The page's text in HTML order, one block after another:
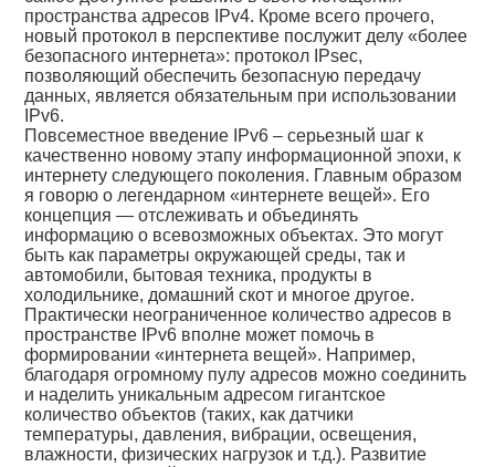
пространства адресов IPv4. Кроме всего прочего,
новый протокол в перспективе послужит делу «более
безопасного интернета»: протокол IPsec,
позволяющий обеспечить безопасную передачу
данных, является обязательным при использовании
IPv6.
Повсеместное введение IPv6 – серьезный шаг к
качественно новому этапу информационной эпохи, к
интернету следующего поколения. Главным образом
я говорю о легендарном «интернете вещей». Его
концепция — отслеживать и объединять
информацию о всевозможных объектах. Это могут
быть как параметры окружающей среды, так и
автомобили, бытовая техника, продукты в
холодильнике, домашний скот и многое другое.
Практически неограниченное количество адресов в
пространстве IPv6 вполне может помочь в
формировании «интернета вещей». Например,
благодаря огромному пулу адресов можно соединить
и наделить уникальным адресом гигантское
количество объектов (таких, как датчики
температуры, давления, вибрации, освещения,
влажности, физических нагрузок и т.д.). Развитие